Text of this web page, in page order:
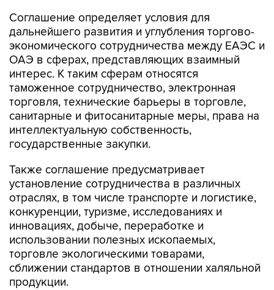
Соглашение определяет условия для
дальнейшего развития и углубления торгово-
экономического сотрудничества между ЕАЭС и
ОАЭ в сферах, представляющих взаимный
интерес. К таким сферам относятся
таможенное сотрудничество, электронная
торговля, технические барьеры в торговле,
санитарные и фитосанитарные меры, права на
интеллектуальную собственность,
государственные закупки.
Также соглашение предусматривает
установление сотрудничества в различных
отраслях, в том числе транспорте и логистике,
конкуренции, туризме, исследованиях и
инновациях, добыче, переработке и
использовании полезных ископаемых,
торговле экологическими товарами,
сближении стандартов в отношении халяльной
продукции.